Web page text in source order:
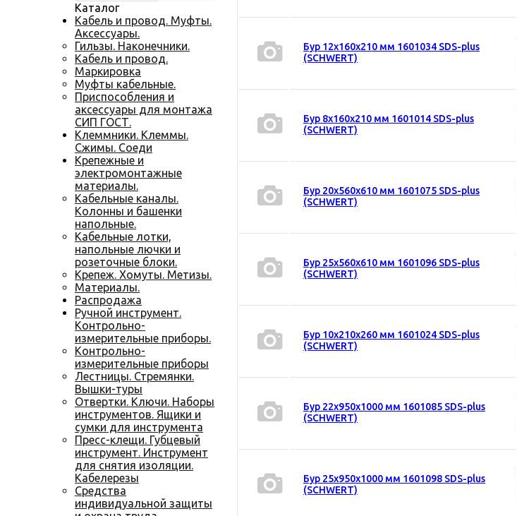
Каталог
Кабель и провод. Муфты.
Аксессуары.
Гильзы. Наконечники.
Кабель и провод.
Маркировка
Муфты кабельные.
Приспособления и
аксессуары для монтажа
СИП ГОСТ.
Клеммники. Клеммы.
Сжимы. Соеди
Крепежные и
электромонтажные
материалы.
Кабельные каналы.
Колонны и башенки
напольные.
Кабельные лотки,
напольные лючки и
розеточные блоки.
Крепеж. Хомуты. Метизы.
Материалы.
Распродажа
Ручной инструмент.
Контрольно-
измерительные приборы.
Контрольно-
измерительные приборы
Лестницы. Стремянки.
Вышки-туры
Отвертки. Ключи. Наборы
инструментов. Ящики и
сумки для инструмента
Пресс-клещи. Губцевый
инструмент. Инструмент
для снятия изоляции.
Кабелерезы
Средства
индивидуальной защиты
Бур 12х160х210 мм 1601034 SDS-plus
(SCHWERT)
Бур 8х160х210 мм 1601014 SDS-plus
(SCHWERT)
Бур 20х560х610 мм 1601075 SDS-plus
(SCHWERT)
Бур 25х560х610 мм 1601096 SDS-plus
(SCHWERT)
Бур 10х210х260 мм 1601024 SDS-plus
(SCHWERT)
Бур 22х950х1000 мм 1601085 SDS-plus
(SCHWERT)
Бур 25х950х1000 мм 1601098 SDS-plus
(SCHWERT)